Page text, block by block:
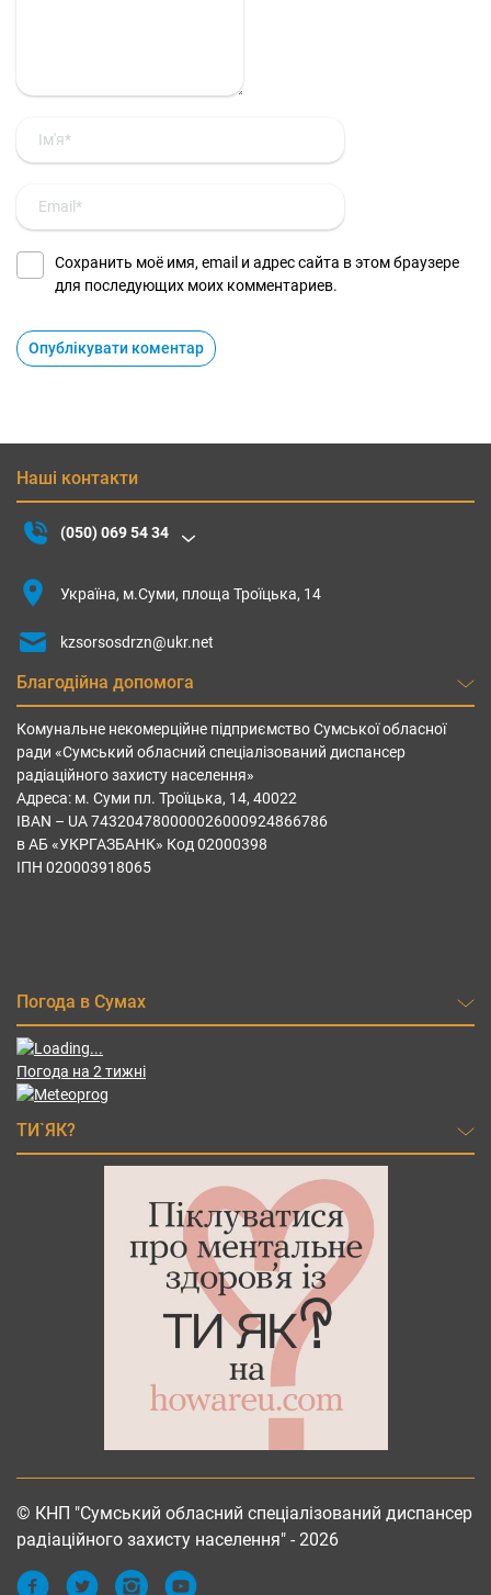
Сохранить моё имя, email и адрес сайта в этом браузере
для последующих моих комментариев.
Наші контакти
(050) 069 54 34
Україна, м.Суми, площа Троїцька, 14
kzsorsosdrzn@ukr.net
Благодійна допомога
Комунальне некомерційне підприємство Сумської обласної
ради «Сумський обласний спеціалізований диспансер
радіаційного захисту населення»
Адреса: м. Суми пл. Троїцька, 14, 40022
IBAN – UА 743204780000026000924866786
в АБ «УКРГАЗБАНК» Код 02000398
ІПН 020003918065
Погода в Сумах
Погода на 2 тижні
ТИ`ЯК?
© КНП "Сумський обласний спеціалізований диспансер
радіаційного захисту населення" - 2026